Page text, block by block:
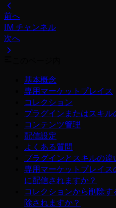
前へ
IM チャンネル
次へ
基本概念
専用マーケットプレイス
コレクション
プラグインまたはスキル
コンテンツ管理
配信設定
よくある質問
プラグインとスキルの違
専用マーケットプレイ
に配信されますか？
コレクションから削除
除されますか？